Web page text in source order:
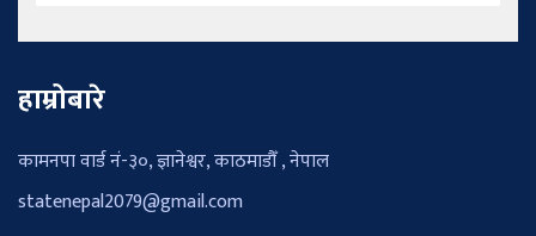
हाम्रोबारे
कामनपा वार्ड नं-३०, ज्ञानेश्वर, काठमाडौँ , नेपाल
statenepal2079@gmail.com